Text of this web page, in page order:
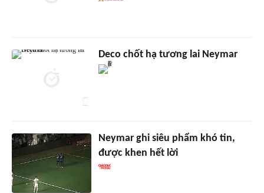
Deco chốt hạ tương lai Neymar
Neymar ghi siêu phẩm khó tin,
được khen hết lời